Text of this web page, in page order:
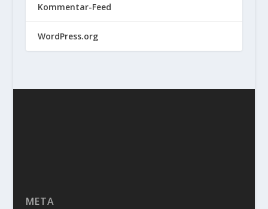
Kommentar-Feed
WordPress.org
META